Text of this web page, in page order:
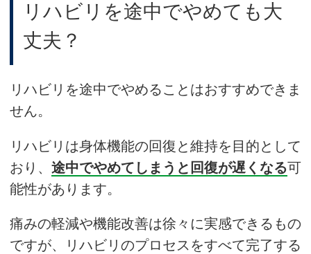
リハビリを途中でやめても大
丈夫？
リハビリを途中でやめることはおすすめできま
せん。
リハビリは身体機能の回復と維持を目的として
おり、 途中でやめてしまうと回復が遅くなる可
能性があります。
痛みの軽減や機能改善は徐々に実感できるもの
ですが、リハビリのプロセスをすべて完了する